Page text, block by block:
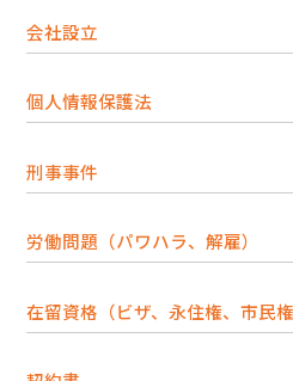
会社設立
個人情報保護法
刑事事件
労働問題（パワハラ、解雇）
在留資格（ビザ、永住権、市民権